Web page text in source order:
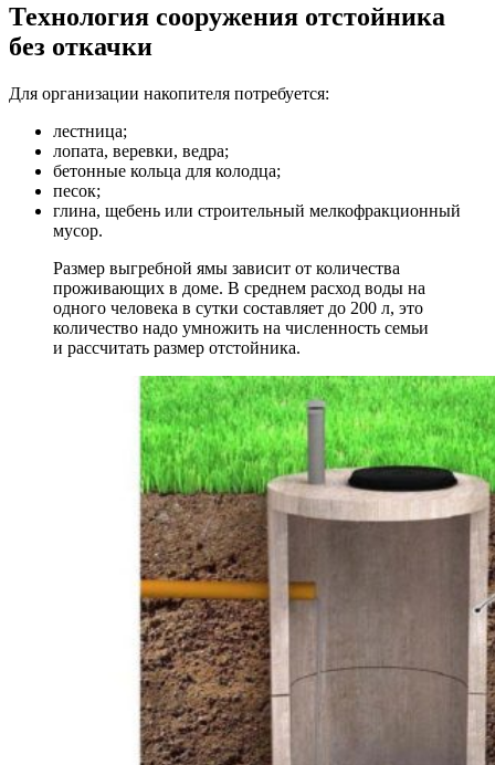
Технология сооружения отстойника
без откачки
Для организации накопителя потребуется:
лестница;
лопата, веревки, ведра;
бетонные кольца для колодца;
песок;
глина, щебень или строительный мелкофракционный
мусор.
Размер выгребной ямы зависит от количества
проживающих в доме. В среднем расход воды на
одного человека в сутки составляет до 200 л, это
количество надо умножить на численность семьи
и рассчитать размер отстойника.